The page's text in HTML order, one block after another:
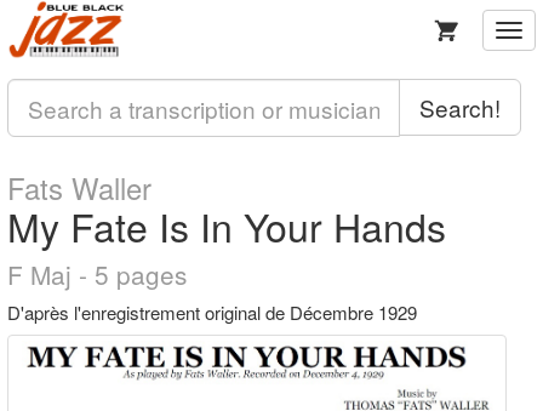
Search!
Fats Waller
My Fate Is In Your Hands
F Maj - 5 pages
D'après l'enregistrement original de Décembre 1929